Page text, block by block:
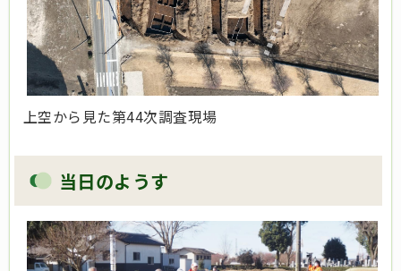
上空から見た第44次調査現場
当日のようす